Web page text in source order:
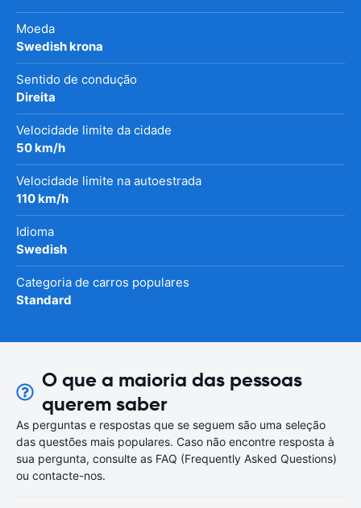
Moeda
Swedish krona
Sentido de condução
Direita
Velocidade limite da cidade
50 km/h
Velocidade limite na autoestrada
110 km/h
Idioma
Swedish
Categoria de carros populares
Standard
O que a maioria das pessoas
querem saber
As perguntas e respostas que se seguem são uma seleção
das questões mais populares. Caso não encontre resposta à
sua pergunta, consulte as FAQ (Frequently Asked Questions)
ou contacte-nos.